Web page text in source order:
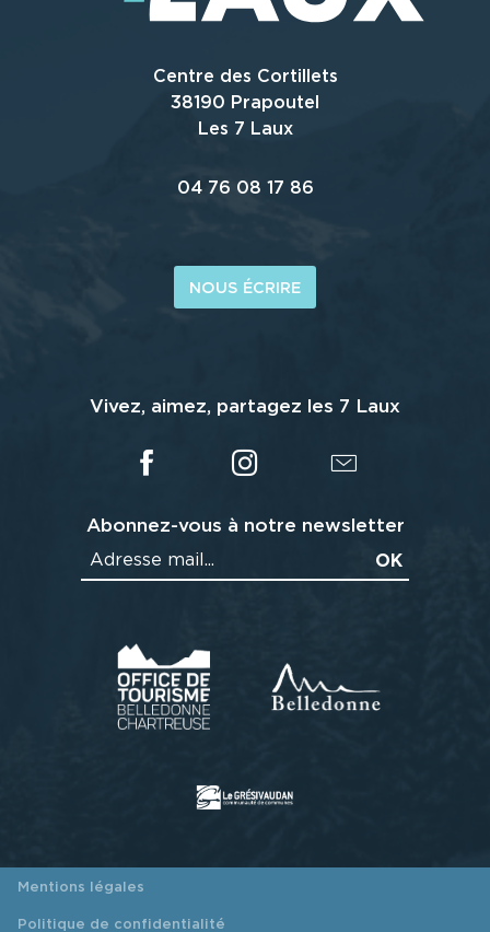
Centre des Cortillets
38190 Prapoutel
Les 7 Laux
04 76 08 17 86
NOUS ÉCRIRE
Vivez, aimez, partagez les 7 Laux
Abonnez-vous à notre newsletter
Mentions légales
Politique de confidentialité